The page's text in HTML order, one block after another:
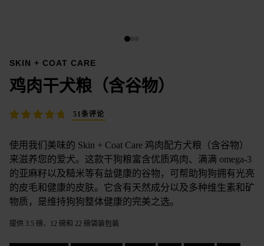
SKIN + COAT CARE
鸡肉干犬粮（含谷物）
51条评论
使用我们美味的 Skin + Coat Care 鸡肉配方犬粮（含谷物）
来滋养您的爱犬。这款干狗粮富含优质鸡肉、满满 omega-3
的亚麻籽以及糙米等有益健康的谷物，可帮助狗狗拥有光亮
的皮毛和健康的皮肤。它含有天然成分以及多种维生素和矿
物质，是维持狗狗整体健康的完美之选。
提供 3.5 磅、12 磅和 22 磅袋装包装